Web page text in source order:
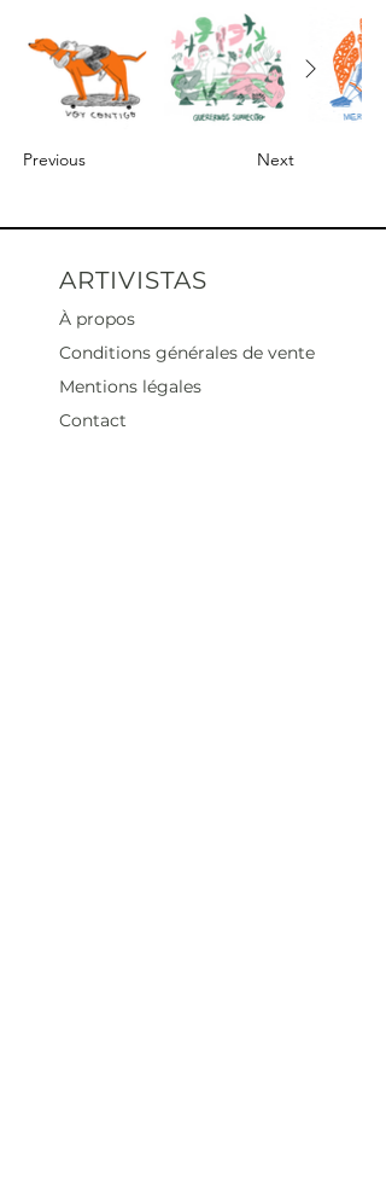
Previous Next
ARTIVISTAS
À propos
Conditions générales de vente
Mentions légales
Contact